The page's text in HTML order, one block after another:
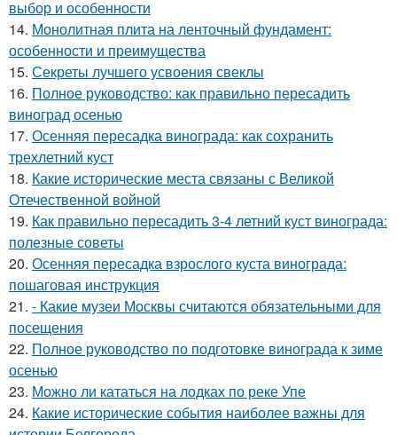
выбор и особенности
14. Монолитная плита на ленточный фундамент:
особенности и преимущества
15. Секреты лучшего усвоения свеклы
16. Полное руководство: как правильно пересадить
виноград осенью
17. Осенняя пересадка винограда: как сохранить
трехлетний куст
18. Какие исторические места связаны с Великой
Отечественной войной
19. Как правильно пересадить 3-4 летний куст винограда:
полезные советы
20. Осенняя пересадка взрослого куста винограда:
пошаговая инструкция
21. - Какие музеи Москвы считаются обязательными для
посещения
22. Полное руководство по подготовке винограда к зиме
осенью
23. Можно ли кататься на лодках по реке Упе
24. Какие исторические события наиболее важны для